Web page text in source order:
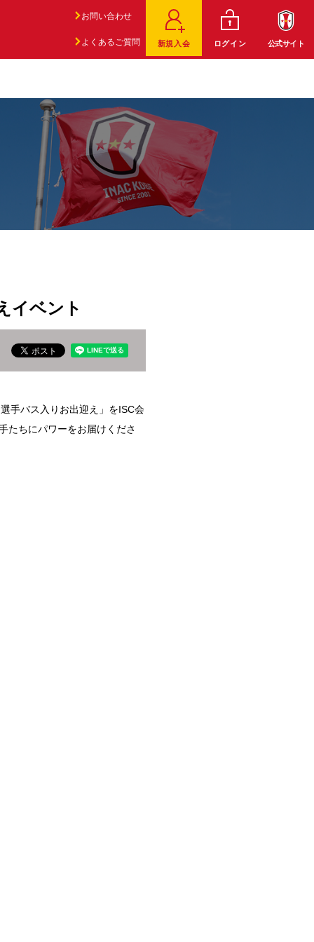
新規入会 ログイン 公式サイト
お問い合わせ
よくあるご質問
イベント
手バス入りお出迎え」をISC会
たちにパワーをお届けくださ